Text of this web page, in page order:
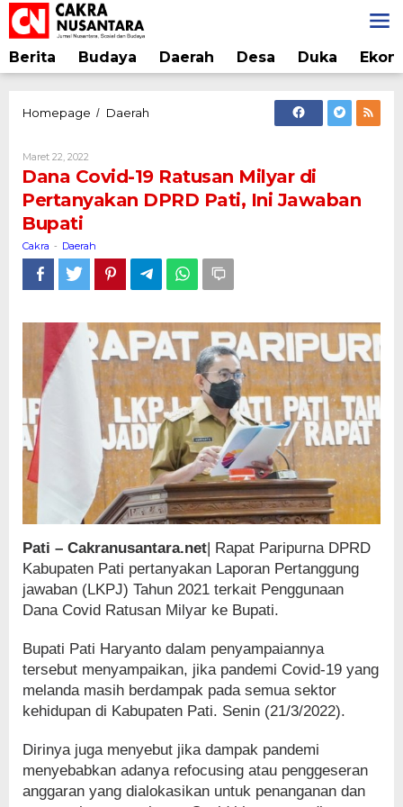
Lewati
ke
konten
Berita Budaya Daerah Desa Duka
Homepage / Daerah
Milyar
di
Pati,
Ini
Jawaban
Maret 22, 2022
Cakra
Dana Covid-19 Ratusan Milyar di
Pertanyakan DPRD Pati, Ini Jawaban
Bupati
Cakra - Daerah
Pati – Cakranusantara.net| Rapat Paripurna DPRD
Kabupaten Pati pertanyakan Laporan Pertanggung
jawaban (LKPJ) Tahun 2021 terkait Penggunaan
Dana Covid Ratusan Milyar ke Bupati.
Bupati Pati Haryanto dalam penyampaiannya
tersebut menyampaikan, jika pandemi Covid-19 yang
melanda masih berdampak pada semua sektor
kehidupan di Kabupaten Pati. Senin (21/3/2022).
Dirinya juga menyebut jika dampak pandemi
menyebabkan adanya refocusing atau penggeseran
anggaran yang dialokasikan untuk penanganan dan